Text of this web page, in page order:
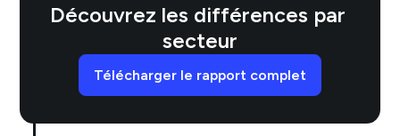
Découvrez les différences par
secteur
Télécharger le rapport complet